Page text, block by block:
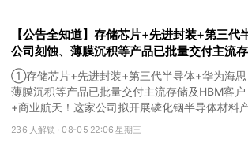
【公告全知道】存储芯片+先进封装+第三代
公司刻蚀、薄膜沉积等产品已批量交付主流
①存储芯片+先进封装+第三代半导体+华为海思
薄膜沉积等产品已批量交付主流存储及HBM客
+商业航天！这家公司拟开展磷化铟半导体材料
作；③MLCC+光模块+商业航天+军工！公司拟
用于MLCC相关项目。
236 人解锁 ·08-05 22:06 星期三